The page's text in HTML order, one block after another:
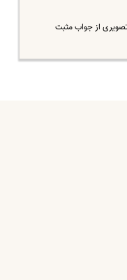
تصویری از جواب مثبت